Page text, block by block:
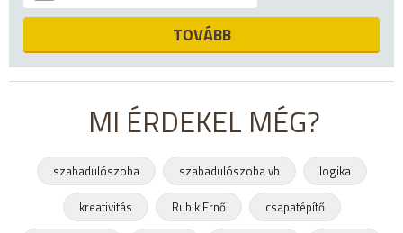
TOVÁBB
MI ÉRDEKEL MÉG?
szabadulószoba szabadulószoba vb
logika
kreativitás
Rubik Ernő
csapatépítő